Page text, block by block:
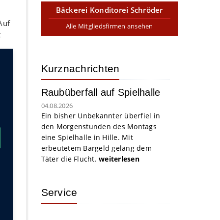
Bäckerei Konditorei Schröder
Alle Mitgliedsfirmen ansehen
Kurznachrichten
Raubüberfall auf Spielhalle
04.08.2026
Ein bisher Unbekannter überfiel in
den Morgenstunden des Montags
eine Spielhalle in Hille. Mit
erbeutetem Bargeld gelang dem
Täter die Flucht. weiterlesen
Service